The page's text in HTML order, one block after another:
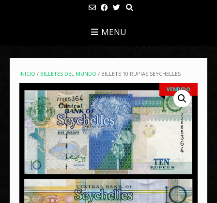
MENU
INICIO / BILLETES DEL MUNDO / BILLETE 10 RUPIAS SEYCHELLES
VENDIDO